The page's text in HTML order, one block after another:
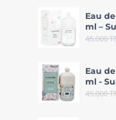
Eau
ml –
45,000
Eau
ml -
45,000